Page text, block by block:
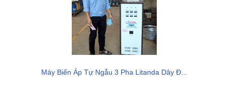
Máy Biến Áp Tự Ngẫu 3 Pha Litanda Dây Đ...